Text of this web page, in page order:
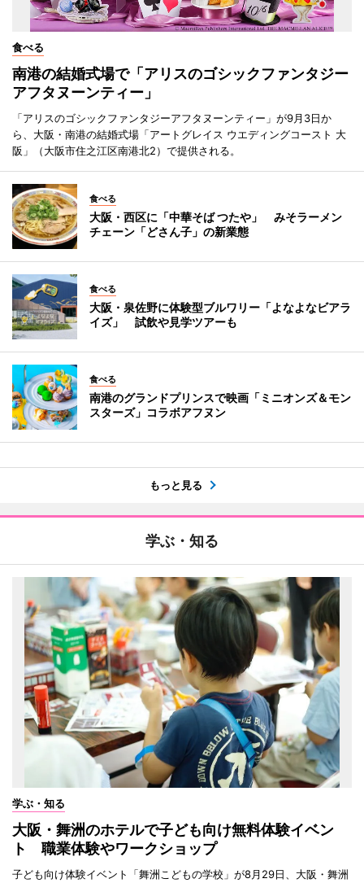
食べる
南港の結婚式場で「アリスのゴシックファンタジー
アフタヌーンティー」
「アリスのゴシックファンタジーアフタヌーンティー」が9月3日か
ら、大阪・南港の結婚式場「アートグレイス ウエディングコースト 大
阪」（大阪市住之江区南港北2）で提供される。
食べる
大阪・西区に「中華そば つたや」 みそラーメン
チェーン「どさん子」の新業態
食べる
大阪・泉佐野に体験型ブルワリー「よなよなビアラ
イズ」 試飲や見学ツアーも
食べる
南港のグランドプリンスで映画「ミニオンズ＆モン
スターズ」コラボアフヌン
もっと見る
学ぶ・知る
学ぶ・知る
大阪・舞洲のホテルで子ども向け無料体験イベン
ト 職業体験やワークショップ
子ども向け体験イベント「舞洲こどもの学校」が8月29日、大阪・舞洲